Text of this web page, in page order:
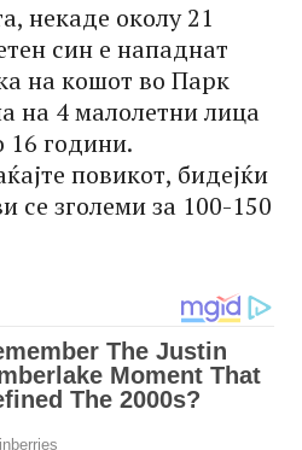
некаде околу 21
син е нападнат
на кошот во Парк
на 4 малолетни лица
16 години.
повикот, бидејќи
се зголеми за 100-150